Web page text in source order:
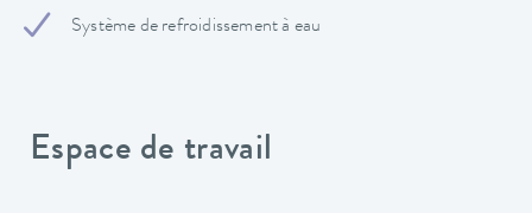
Système de refroidissement à eau
Espace de travail